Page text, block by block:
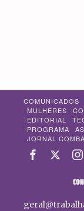
COMUNICADOS
MULHERES
EDITORIAL
PROGRAMA
JORNAL